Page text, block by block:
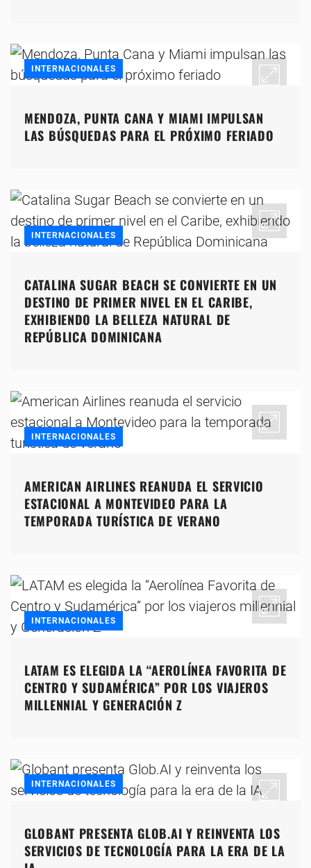
INTERNACIONALES
MENDOZA, PUNTA CANA Y MIAMI IMPULSAN
LAS BÚSQUEDAS PARA EL PRÓXIMO FERIADO
INTERNACIONALES
CATALINA SUGAR BEACH SE CONVIERTE EN UN
DESTINO DE PRIMER NIVEL EN EL CARIBE,
EXHIBIENDO LA BELLEZA NATURAL DE
REPÚBLICA DOMINICANA
INTERNACIONALES
AMERICAN AIRLINES REANUDA EL SERVICIO
ESTACIONAL A MONTEVIDEO PARA LA
TEMPORADA TURÍSTICA DE VERANO
INTERNACIONALES
LATAM ES ELEGIDA LA “AEROLÍNEA FAVORITA DE
CENTRO Y SUDAMÉRICA” POR LOS VIAJEROS
MILLENNIAL Y GENERACIÓN Z
INTERNACIONALES
GLOBANT PRESENTA GLOB.AI Y REINVENTA LOS
SERVICIOS DE TECNOLOGÍA PARA LA ERA DE LA